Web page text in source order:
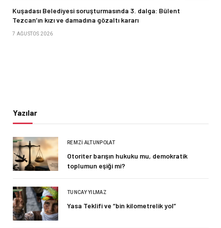
Kuşadası Belediyesi soruşturmasında 3. dalga: Bülent
Tezcan’ın kızı ve damadına gözaltı kararı
7 AĞUSTOS 2026
Yazılar
REMZI ALTUNPOLAT
Otoriter barışın hukuku mu, demokratik
toplumun eşiği mi?
TUNCAY YILMAZ
Yasa Teklifi ve “bin kilometrelik yol”